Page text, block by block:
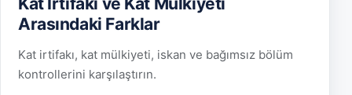
Arasındaki Farklar
Kat irtifakı, kat mülkiyeti, iskan ve bağımsız bölüm
kontrollerini karşılaştırın.